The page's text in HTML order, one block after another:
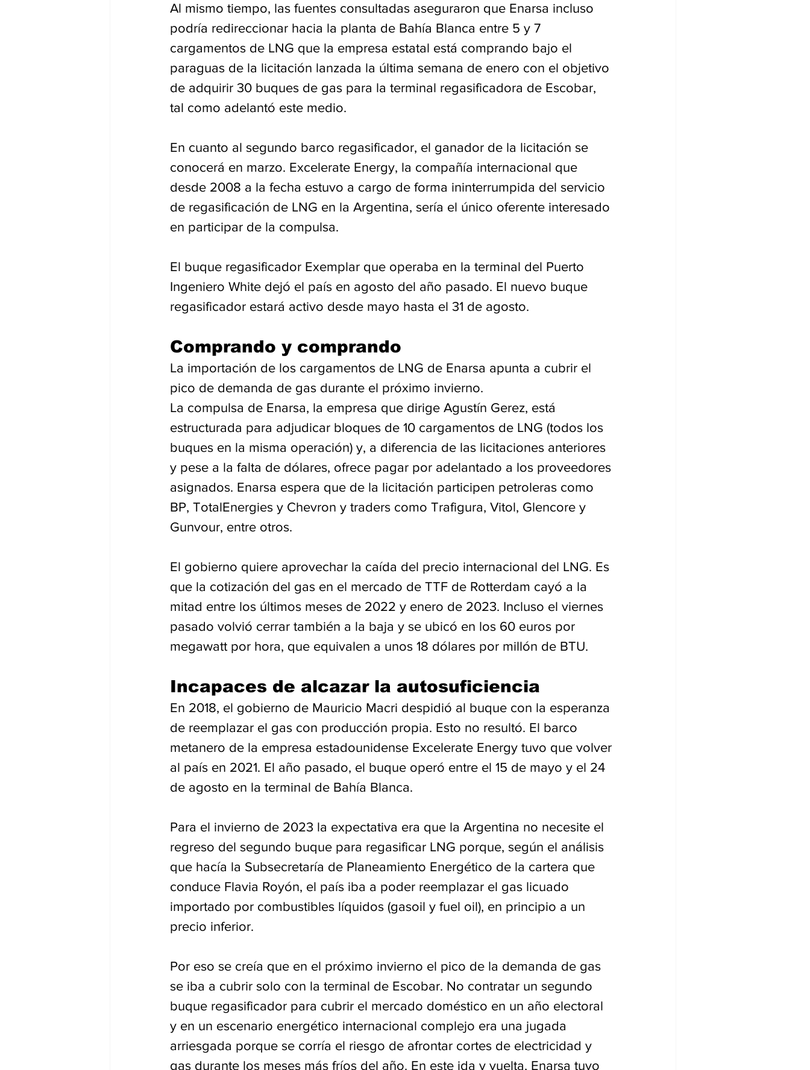
Al mismo tiempo, las fuentes consultadas aseguraron que Enarsa incluso
podría redireccionar hacia la planta de Bahía Blanca entre 5 y 7
cargamentos de LNG que la empresa estatal está comprando bajo el
paraguas de la licitación lanzada la última semana de enero con el objetivo
de adquirir 30 buques de gas para la terminal regasificadora de Escobar,
tal como adelantó este medio.
En cuanto al segundo barco regasificador, el ganador de la licitación se
conocerá en marzo. Excelerate Energy, la compañía internacional que
desde 2008 a la fecha estuvo a cargo de forma ininterrumpida del servicio
de regasificación de LNG en la Argentina, sería el único oferente interesado
en participar de la compulsa.
El buque regasificador Exemplar que operaba en la terminal del Puerto
Ingeniero White dejó el país en agosto del año pasado. El nuevo buque
regasificador estará activo desde mayo hasta el 31 de agosto.
Comprando y comprando
La importación de los cargamentos de LNG de Enarsa apunta a cubrir el
pico de demanda de gas durante el próximo invierno.
La compulsa de Enarsa, la empresa que dirige Agustín Gerez, está
estructurada para adjudicar bloques de 10 cargamentos de LNG (todos los
buques en la misma operación) y, a diferencia de las licitaciones anteriores
y pese a la falta de dólares, ofrece pagar por adelantado a los proveedores
asignados. Enarsa espera que de la licitación participen petroleras como
BP, TotalEnergies y Chevron y traders como Trafigura, Vitol, Glencore y
Gunvour, entre otros.
El gobierno quiere aprovechar la caída del precio internacional del LNG. Es
que la cotización del gas en el mercado de TTF de Rotterdam cayó a la
mitad entre los últimos meses de 2022 y enero de 2023. Incluso el viernes
pasado volvió cerrar también a la baja y se ubicó en los 60 euros por
megawatt por hora, que equivalen a unos 18 dólares por millón de BTU.
Incapaces de alcazar la autosuficiencia
En 2018, el gobierno de Mauricio Macri despidió al buque con la esperanza
de reemplazar el gas con producción propia. Esto no resultó. El barco
metanero de la empresa estadounidense Excelerate Energy tuvo que volver
al país en 2021. El año pasado, el buque operó entre el 15 de mayo y el 24
de agosto en la terminal de Bahía Blanca.
Para el invierno de 2023 la expectativa era que la Argentina no necesite el
regreso del segundo buque para regasificar LNG porque, según el análisis
que hacía la Subsecretaría de Planeamiento Energético de la cartera que
conduce Flavia Royón, el país iba a poder reemplazar el gas licuado
importado por combustibles líquidos (gasoil y fuel oil), en principio a un
precio inferior.
Por eso se creía que en el próximo invierno el pico de la demanda de gas
se iba a cubrir solo con la terminal de Escobar. No contratar un segundo
buque regasificador para cubrir el mercado doméstico en un año electoral
y en un escenario energético internacional complejo era una jugada
arriesgada porque se corría el riesgo de afrontar cortes de electricidad y
gas durante los meses más fríos del año. En este ida y vuelta, Enarsa tuvo